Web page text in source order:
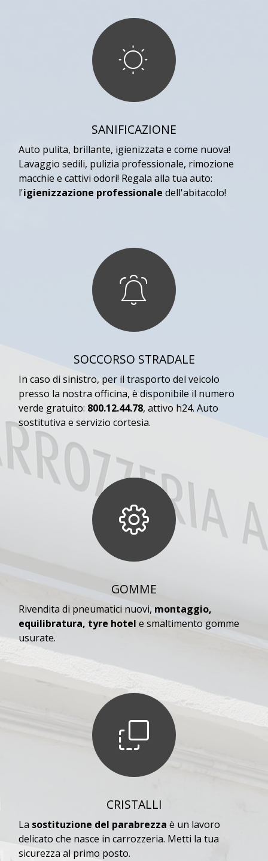
SANIFICAZIONE
Auto pulita, brillante, igienizzata e come nuova!
Lavaggio sedili, pulizia professionale, rimozione
macchie e cattivi odori! Regala alla tua auto:
l'igienizzazione professionale dell'abitacolo!
SOCCORSO STRADALE
In caso di sinistro, per il trasporto del veicolo
presso la nostra officina, è disponibile il numero
verde gratuito: 800.12.44.78, attivo h24. Auto
sostitutiva e servizio cortesia.
GOMME
Rivendita di pneumatici nuovi, montaggio,
equilibratura, tyre hotel e smaltimento gomme
usurate.
CRISTALLI
La sostituzione del parabrezza è un lavoro
delicato che nasce in carrozzeria. Metti la tua
sicurezza al primo posto.